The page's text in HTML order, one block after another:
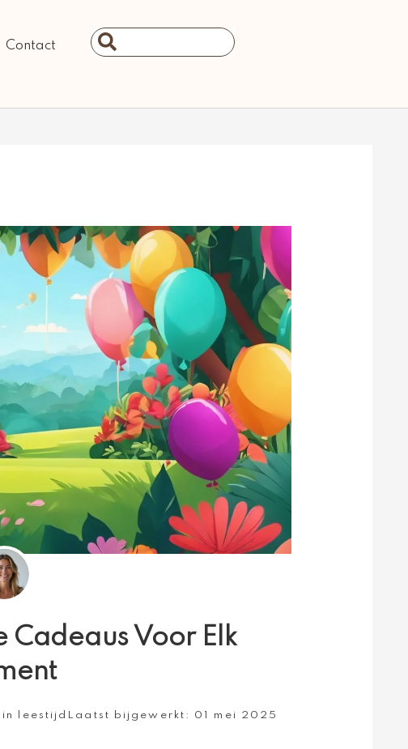
Contact
Search
...
Cadeaus Voor Elk
leestijd Laatst bijgewerkt: 01 mei 2025